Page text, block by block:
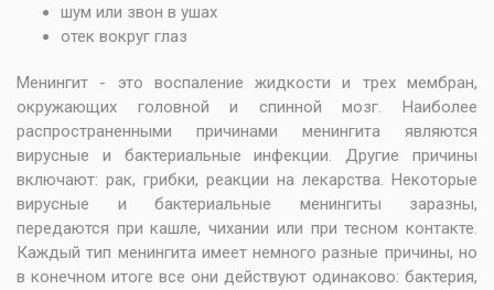
шум или звон в ушах
отек вокруг глаз
Менингит - это воспаление жидкости и трех мембран,
окружающих головной и спинной мозг. Наиболее
распространенными причинами менингита являются
вирусные и бактериальные инфекции. Другие причины
включают: рак, грибки, реакции на лекарства. Некоторые
вирусные и бактериальные менингиты заразны,
передаются при кашле, чихании или при тесном контакте.
Каждый тип менингита имеет немного разные причины, но
в конечном итоге все они действуют одинаково: бактерия,